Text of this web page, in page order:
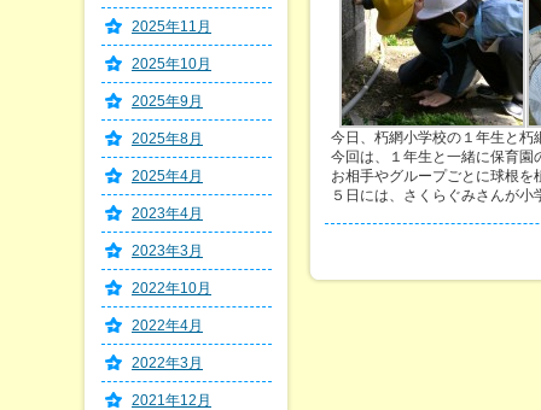
今日、朽網小学校の１年生と朽
今回は、１年生と一緒に保育園
お相手やグループごとに球根
５日には、さくらぐみさんが
2025年11月
2025年10月
2025年9月
2025年8月
2025年4月
2023年4月
2023年3月
2022年10月
2022年4月
2022年3月
2021年12月